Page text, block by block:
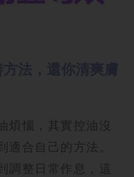
煩惱，其實控油沒
適合自己的方法。
調整日常作息，這